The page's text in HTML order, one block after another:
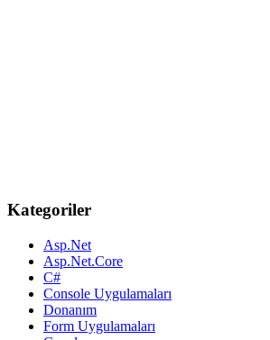
Kategoriler
Asp.Net
Asp.Net.Core
C#
Console Uygulamaları
Donanım
Form Uygulamaları